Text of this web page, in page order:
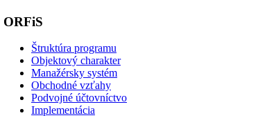
ORFiS
Štruktúra programu
Objektový charakter
Manažérsky systém
Obchodné vzťahy
Podvojné účtovníctvo
Implementácia